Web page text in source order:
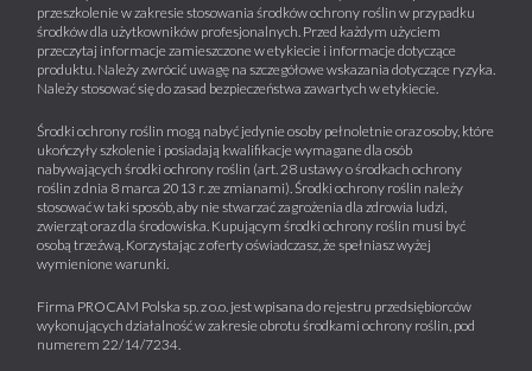
przeszkolenie w zakresie stosowania środków ochrony roślin w przypadku
środków dla użytkowników profesjonalnych. Przed każdym użyciem
przeczytaj informacje zamieszczone w etykiecie i informacje dotyczące
produktu. Należy zwrócić uwagę na szczegółowe wskazania dotyczące ryzyka.
Należy stosować się do zasad bezpieczeństwa zawartych w etykiecie.
Środki ochrony roślin mogą nabyć jedynie osoby pełnoletnie oraz osoby, które
ukończyły szkolenie i posiadają kwalifikacje wymagane dla osób
nabywających środki ochrony roślin (art. 28 ustawy o środkach ochrony
roślin z dnia 8 marca 2013 r. ze zmianami). Środki ochrony roślin należy
stosować w taki sposób, aby nie stwarzać zagrożenia dla zdrowia ludzi,
zwierząt oraz dla środowiska. Kupującym środki ochrony roślin musi być
osobą trzeźwą. Korzystając z oferty oświadczasz, że spełniasz wyżej
wymienione warunki.
Firma PROCAM Polska sp. z o.o. jest wpisana do rejestru przedsiębiorców
wykonujących działalność w zakresie obrotu środkami ochrony roślin, pod
numerem 22/14/7234.